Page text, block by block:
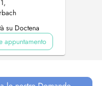
su Doctena
appuntamento